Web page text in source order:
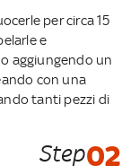
per circa 15
e
aggiungendo un
con una
tanti pezzi di
Step02